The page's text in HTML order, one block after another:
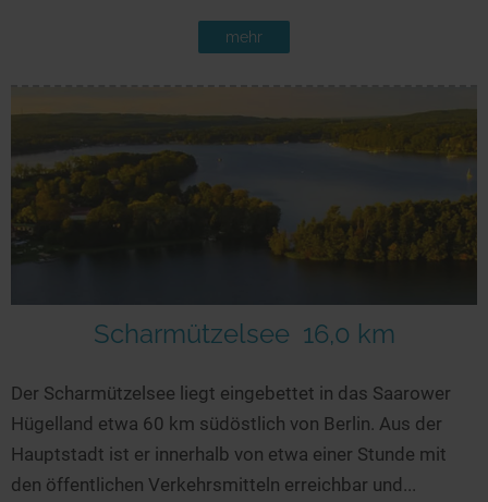
mehr
Scharmützelsee 16,0 km
Der Scharmützelsee liegt eingebettet in das Saarower
Hügelland etwa 60 km südöstlich von Berlin. Aus der
Hauptstadt ist er innerhalb von etwa einer Stunde mit
den öffentlichen Verkehrsmitteln erreichbar und...